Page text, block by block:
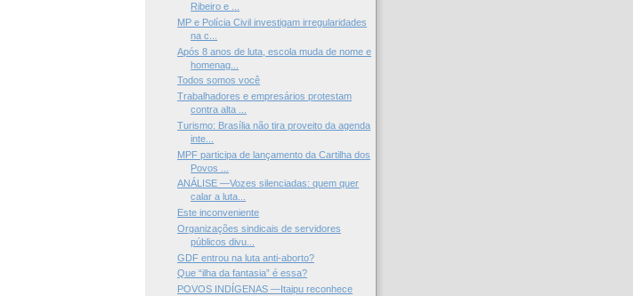
Ribeiro e ...
MP e Polícia Civil investigam irregularidades
na c...
Após 8 anos de luta, escola muda de nome e
homenag...
Todos somos você
Trabalhadores e empresários protestam
contra alta ...
Turismo: Brasília não tira proveito da agenda
inte...
MPF participa de lançamento da Cartilha dos
Povos ...
ANÁLISE —Vozes silenciadas: quem quer
calar a luta...
Este inconveniente
Organizações sindicais de servidores
públicos divu...
GDF entrou na luta anti-aborto?
Que “ilha da fantasia” é essa?
POVOS INDÍGENAS —Itaipu reconhece